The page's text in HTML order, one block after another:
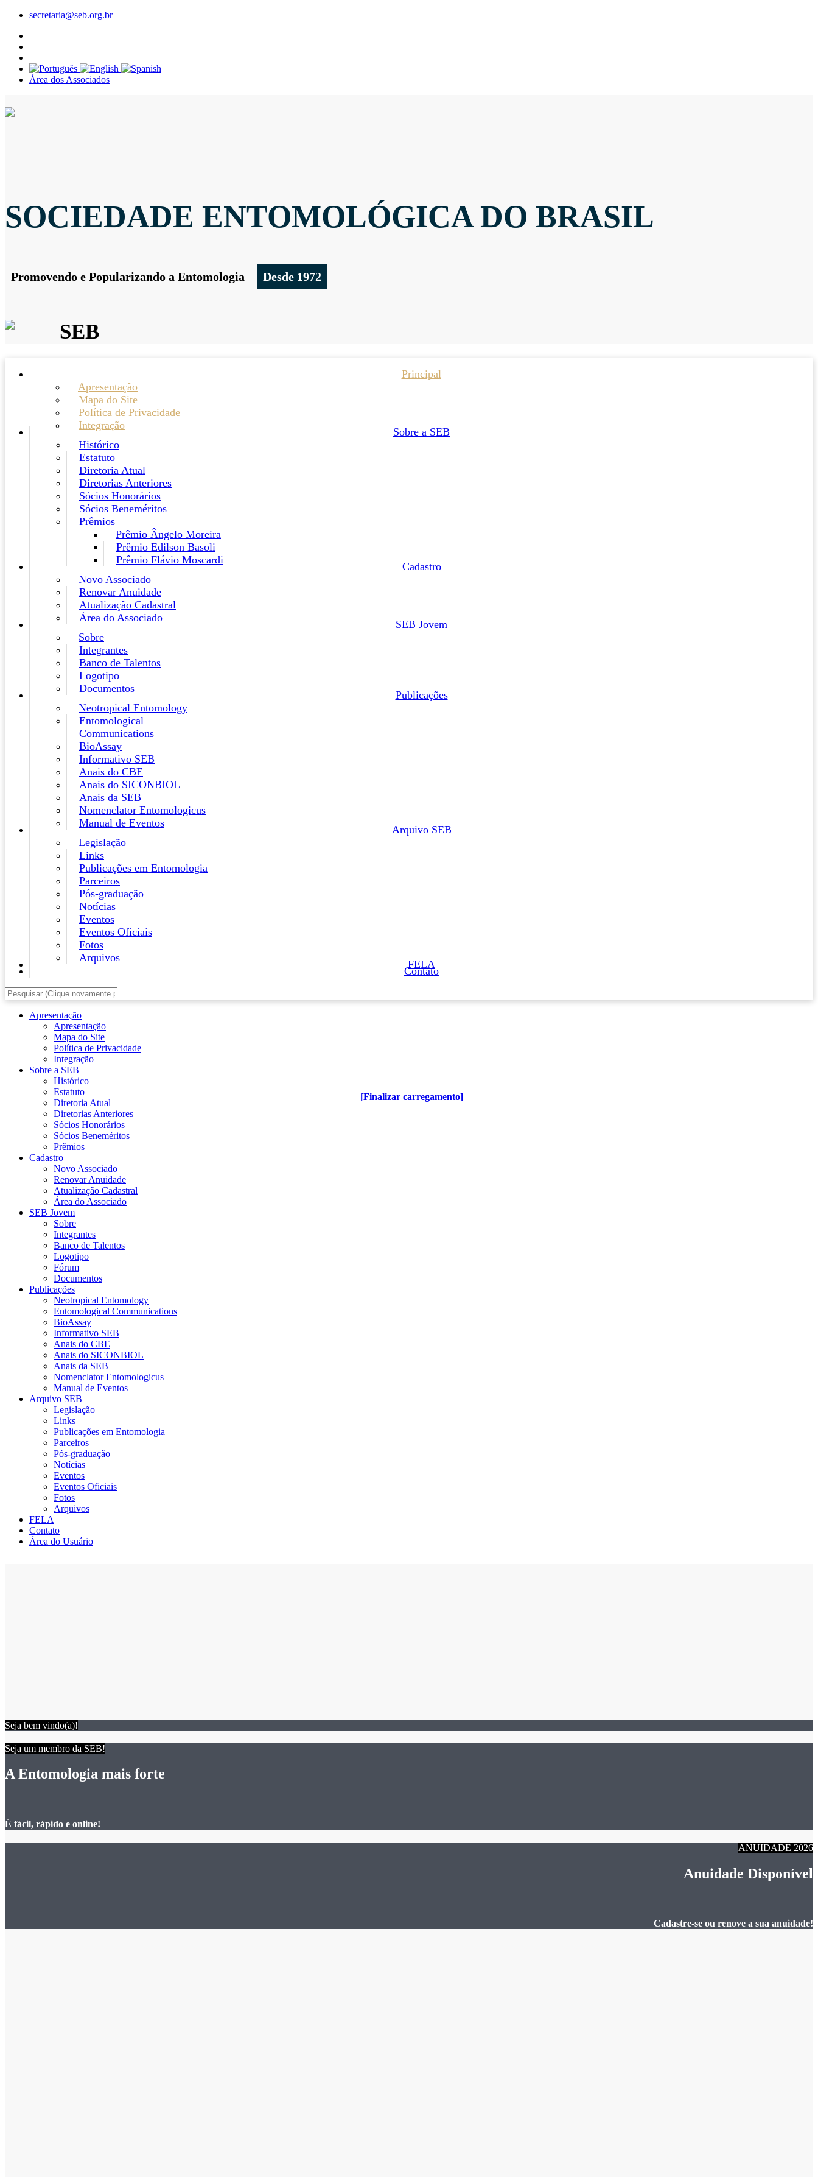
[Finalizar carregamento]
secretaria@seb.org.br
Área dos Associados
SOCIEDADE ENTOMOLÓGICA DO BRASIL
Promovendo e Popularizando a Entomologia Desde 1972
SEB
Principal
Apresentação
Mapa do Site
Política de Privacidade
Integração
Sobre a SEB
Histórico
Estatuto
Diretoria Atual
Diretorias Anteriores
Sócios Honorários
Sócios Beneméritos
Prêmios
Prêmio Ângelo Moreira
Prêmio Edilson Basoli
Prêmio Flávio Moscardi
Cadastro
Novo Associado
Renovar Anuidade
Atualização Cadastral
Área do Associado
SEB Jovem
Sobre
Integrantes
Banco de Talentos
Logotipo
Documentos
Publicações
Neotropical Entomology
Entomological
Communications
BioAssay
Informativo SEB
Anais do CBE
Anais do SICONBIOL
Anais da SEB
Nomenclator Entomologicus
Manual de Eventos
Arquivo SEB
Legislação
Links
Publicações em Entomologia
Parceiros
Pós-graduação
Notícias
Eventos
Eventos Oficiais
Fotos
Arquivos
FELA
Contato
Apresentação
Apresentação
Mapa do Site
Política de Privacidade
Integração
Sobre a SEB
Histórico
Estatuto
Diretoria Atual
Diretorias Anteriores
Sócios Honorários
Sócios Beneméritos
Prêmios
Cadastro
Novo Associado
Renovar Anuidade
Atualização Cadastral
Área do Associado
SEB Jovem
Sobre
Integrantes
Banco de Talentos
Logotipo
Fórum
Documentos
Publicações
Neotropical Entomology
Entomological Communications
BioAssay
Informativo SEB
Anais do CBE
Anais do SICONBIOL
Anais da SEB
Nomenclator Entomologicus
Manual de Eventos
Arquivo SEB
Legislação
Links
Publicações em Entomologia
Parceiros
Pós-graduação
Notícias
Eventos
Eventos Oficiais
Fotos
Arquivos
FELA
Contato
Área do Usuário
Seja bem vindo(a)!
Seja um membro da SEB!
A Entomologia mais forte
É fácil, rápido e online!
ANUIDADE 2026
Anuidade Disponível
Cadastre-se ou renove a sua anuidade!